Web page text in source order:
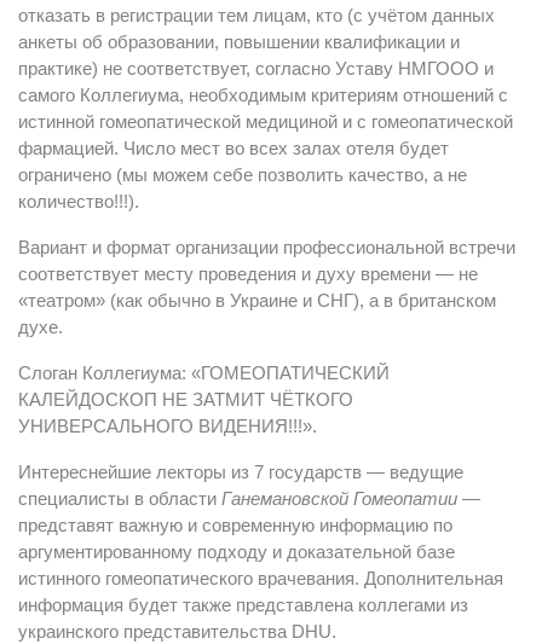
отказать в регистрации тем лицам, кто (с учётом данных
анкеты об образовании, повышении квалификации и
практике) не соответствует, согласно Уставу НМГООО и
самого Коллегиума, необходимым критериям отношений с
истинной гомеопатической медициной и с гомеопатической
фармацией. Число мест во всех залах отеля будет
ограничено (мы можем себе позволить качество, а не
количество!!!).
Вариант и формат организации профессиональной встречи
соответствует месту проведения и духу времени — не
«театром» (как обычно в Украине и СНГ), а в британском
духе.
Слоган Коллегиума: «ГОМЕОПАТИЧЕСКИЙ
КАЛЕЙДОСКОП НЕ ЗАТМИТ ЧЁТКОГО
УНИВЕРСАЛЬНОГО ВИДЕНИЯ!!!».
Интереснейшие лекторы из 7 государств — ведущие
специалисты в области Ганемановской Гомеопатии —
представят важную и современную информацию по
аргументированному подходу и доказательной базе
истинного гомеопатического врачевания. Дополнительная
информация будет также представлена коллегами из
украинского представительства DHU.